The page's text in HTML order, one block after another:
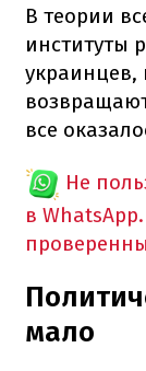
В теории
институты
украинцев,
все
Не
в
мало